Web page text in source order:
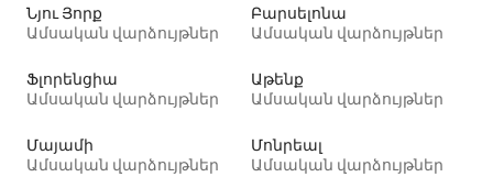
Նյու Յորք
Ամսական վարձույթներ
Բարսելոնա
Ամսական վարձույթներ
Ֆլորենցիա
Ամսական վարձույթներ
Աթենք
Ամսական վարձույթներ
Մայամի
Ամսական վարձույթներ
Մոնրեալ
Ամսական վարձույթներ